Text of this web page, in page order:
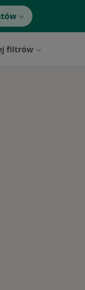
filtrów